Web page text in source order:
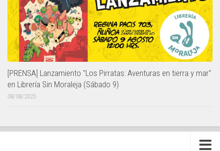
[PRENSA] Lanzamiento "Los Pirratas: Aventuras en tierra y mar"
en Librería Sin Moraleja (Sábado 9)
08/08/2025